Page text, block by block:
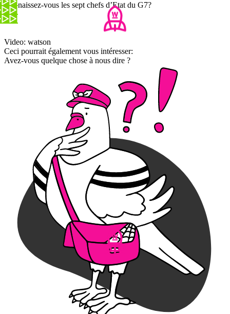
Connaissez-vous les sept chefs d’Etat du G7?
Video: watson
Ceci pourrait également vous intéresser:
Avez-vous quelque chose à nous dire ?